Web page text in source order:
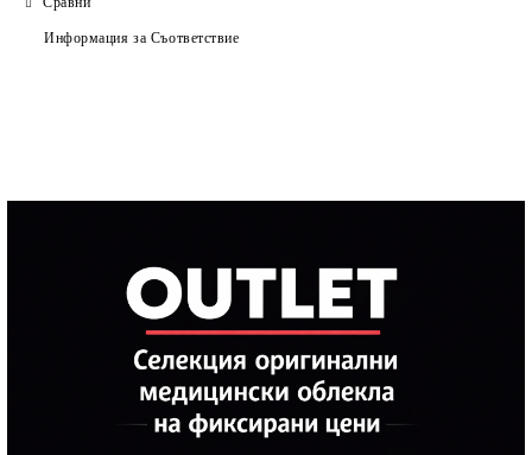
Информация за Съответствие